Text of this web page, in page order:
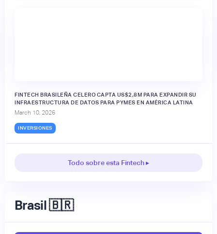
FINTECH BRASILEÑA CELERO CAPTA US$2,8M PARA EXPANDIR SU
INFRAESTRUCTURA DE DATOS PARA PYMES EN AMÉRICA LATINA
March 10, 2026
INVERSIONES
Todo sobre esta Fintech ▸
Brasil 🇧🇷